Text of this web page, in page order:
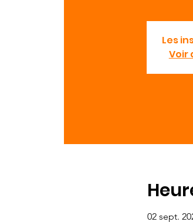
Les
Voir
02 sept.